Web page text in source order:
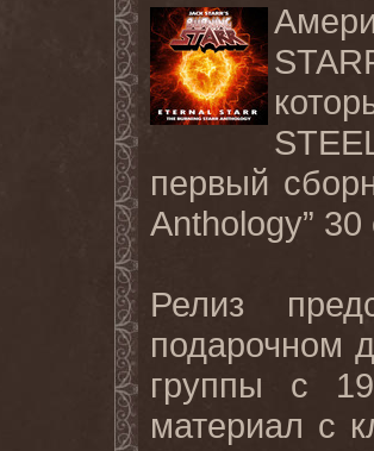
первый
Anthology”
Релиз
подарочном
группы с
материал с